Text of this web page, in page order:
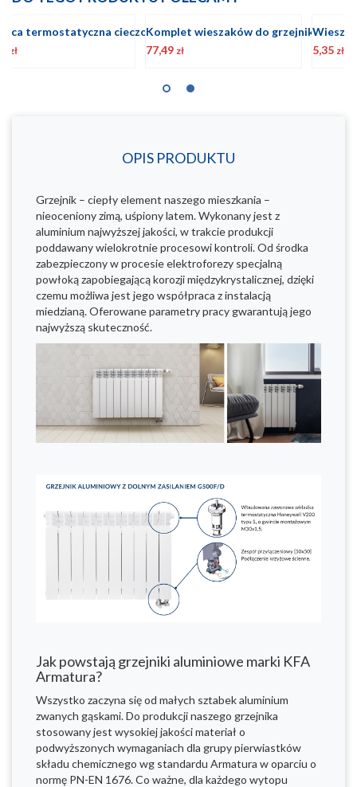
Komplet wieszaków do grzejnika aluminiowego "500" w kolorze BIAŁYM
Wieszak do grzejników z kołkiem rozporowym BIAŁY 1szt.
OPIS PRODUKTU
Grzejnik – ciepły element naszego mieszkania –
nieoceniony zimą, uśpiony latem. Wykonany jest z
aluminium najwyższej jakości, w trakcie produkcji
poddawany wielokrotnie procesowi kontroli. Od środka
zabezpieczony w procesie elektroforezy specjalną
powłoką zapobiegającą korozji międzykrystalicznej, dzięki
czemu możliwa jest jego współpraca z instalacją
miedzianą. Oferowane parametry pracy gwarantują jego
najwyższą skuteczność.
Jak powstają grzejniki aluminiowe marki KFA
Armatura?
Wszystko zaczyna się od małych sztabek aluminium
zwanych gąskami. Do produkcji naszego grzejnika
stosowany jest wysokiej jakości materiał o
podwyższonych wymaganiach dla grupy pierwiastków
składu chemicznego wg standardu Armatura w oparciu o
normę PN-EN 1676. Co ważne, dla każdego wytopu